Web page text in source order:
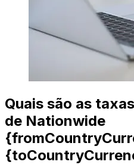
Quais são as
de Nationwide